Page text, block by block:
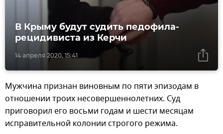
14 апреля 2020, 15:41
В Крыму будут судить педофила-
рецидивиста из Керчи
Мужчина признан виновным по пяти эпизодам в
отношении троих несовершеннолетних. Суд
приговорил его восьми годам и шести месяцам
исправительной колонии строгого режима.